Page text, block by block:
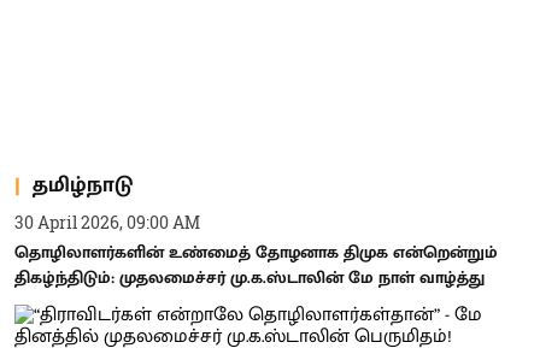
தமிழ்நாடு
30 April 2026, 09:00 AM
தொழிலாளர்களின் உண்மைத் தோழனாக திமுக என்றென்றும்
திகழ்ந்திடும்: முதலமைச்சர் மு.க.ஸ்டாலின் மே நாள் வாழ்த்து